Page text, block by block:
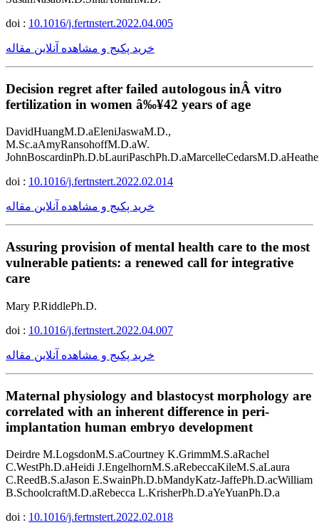
doi : 10.1016/j.fertnstert.2022.04.005
خرید پکیج و مشاهده آنلاین مقاله
Decision regret after failed autologous inÂ vitro
fertilization in women â‰¥42 years of age
DavidHuangM.D.aEleniJaswaM.D.,
M.Sc.aAmyRansohoffM.D.aW.
doi : 10.1016/j.fertnstert.2022.02.014
خرید پکیج و مشاهده آنلاین مقاله
Assuring provision of mental health care to the most
vulnerable patients: a renewed call for integrative
care
Mary P.RiddlePh.D.
doi : 10.1016/j.fertnstert.2022.04.007
خرید پکیج و مشاهده آنلاین مقاله
Maternal physiology and blastocyst morphology are
correlated with an inherent difference in peri-
implantation human embryo development
Deirdre M.LogsdonM.S.aCourtney K.GrimmM.S.aRachel
C.WestPh.D.aHeidi J.EngelhornM.S.aRebeccaKileM.S.aLaura
C.ReedB.S.aJason E.SwainPh.D.bMandyKatz-JaffePh.D.acWilliam
B.SchoolcraftM.D.aRebecca L.KrisherPh.D.aYeYuanPh.D.a
doi : 10.1016/j.fertnstert.2022.02.018